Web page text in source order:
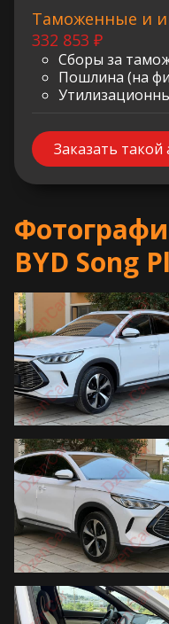
Таможенные и
332 853 ₽
Сборы за
Пошлина (на
Заказать
BYD Song